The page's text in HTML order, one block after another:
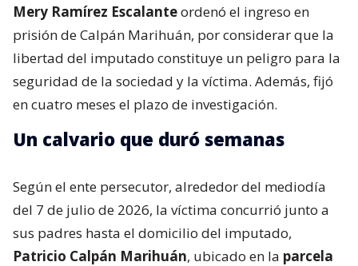
Mery Ramírez Escalanteordenó el ingreso en
prisión de Calpán Marihuán, por considerar que la
libertad del imputado constituye un peligro para la
seguridad de la sociedad y la víctima. Además, fijó
en cuatro meses el plazo de investigación.
Un calvario que duró semanas
Según el ente persecutor, alrededor del mediodía
del 7 de julio de 2026, la víctima concurrió junto a
sus padres hasta el domicilio del imputado,
Patricio Calpán Marihuán, ubicado en la parcela